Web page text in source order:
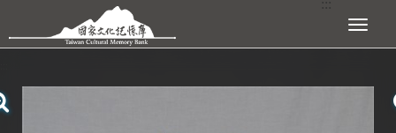
跳到主要內容區塊 展開選單
查看